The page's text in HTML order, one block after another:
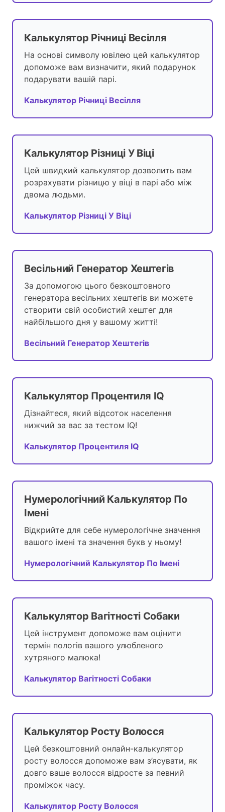
Калькулятор Річниці Весілля
На основі символу ювілею цей калькулятор
допоможе вам визначити, який подарунок
подарувати вашій парі.
Калькулятор Річниці Весілля
Калькулятор Різниці У Віці
Цей швидкий калькулятор дозволить вам
розрахувати різницю у віці в парі або між
двома людьми.
Калькулятор Різниці У Віці
Весільний Генератор Хештегів
За допомогою цього безкоштовного
генератора весільних хештегів ви можете
створити свій особистий хештег для
найбільшого дня у вашому житті!
Весільний Генератор Хештегів
Калькулятор Процентиля IQ
Дізнайтеся, який відсоток населення
нижчий за вас за тестом IQ!
Калькулятор Процентиля IQ
Нумерологічний Калькулятор По
Імені
Відкрийте для себе нумерологічне значення
вашого імені та значення букв у ньому!
Нумерологічний Калькулятор По Імені
Калькулятор Вагітності Собаки
Цей інструмент допоможе вам оцінити
термін пологів вашого улюбленого
хутряного малюка!
Калькулятор Вагітності Собаки
Калькулятор Росту Волосся
Цей безкоштовний онлайн-калькулятор
росту волосся допоможе вам з’ясувати, як
довго ваше волосся відросте за певний
проміжок часу.
Калькулятор Росту Волосся